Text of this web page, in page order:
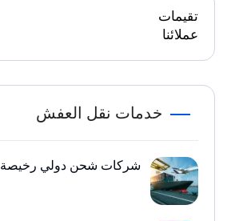
تقيمات
عملائنا
خدمات نقل العفش
شركات شحن دولي رخيصة